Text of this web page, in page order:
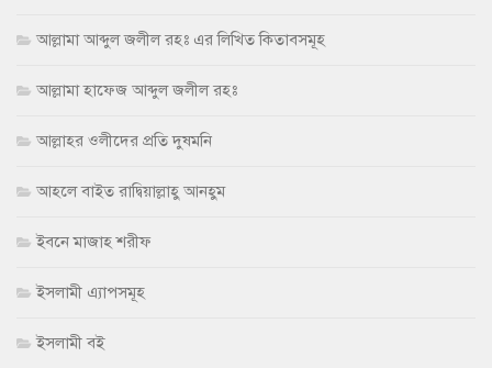
আল্লামা আব্দুল জলীল রহঃ এর লিখিত কিতাবসমূহ
আল্লামা হাফেজ আব্দুল জলীল রহঃ
আল্লাহর ওলীদের প্রতি দুষমনি
আহলে বাইত রাদ্বিয়াল্লাহু আনহুম
ইবনে মাজাহ শরীফ
ইসলামী এ্যাপসমূহ
ইসলামী বই